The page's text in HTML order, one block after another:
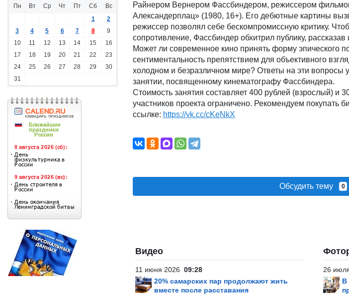
Пн Вт Ср Чт Пт Сб
Вс
1
2
3
4 5 6 7 8
9
10
11 12 13 14 15
16
17
18 19 20 21 22
23
24
25 26 27 28 29
30
31
Райнером Вернером Фассбиндером, режиссером
Александерплац» (1980, 16+). Его дебютные картины
режиссер позволял себе бескомпромиссную критику.
сопротивление, Фассбиндер обхитрил публику,
Может ли современное кино принять форму эпического
сентиментальность препятствием для объективного
холодном и безразличном мире? Ответы на эти вопросы
занятии, посвященному кинематографу Фассбиндера.
Стоимость занятия составляет 400 рублей (взрослый) и
участников проекта ограничено. Рекомендуем покупать
ссылке: https://vk.cc/cKeNkX
Обсудить тему 0
Видео
11 июня 2026 09:28
20% самарских пар продолжают жить
вместе после расставания
26
В